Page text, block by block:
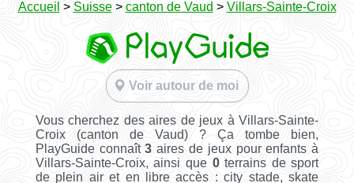
Accueil > Suisse> canton de Vaud > Villars-Sainte-Croix
Voir autour de moi
Vous cherchez des aires de jeux à Villars-Sainte-
Croix (canton de Vaud) ? Ça tombe bien,
PlayGuide connaît3 aires de jeux pour enfants à
Villars-Sainte-Croix, ainsi que 0terrains de sport
de plein air et en libre accès : city stade, skate